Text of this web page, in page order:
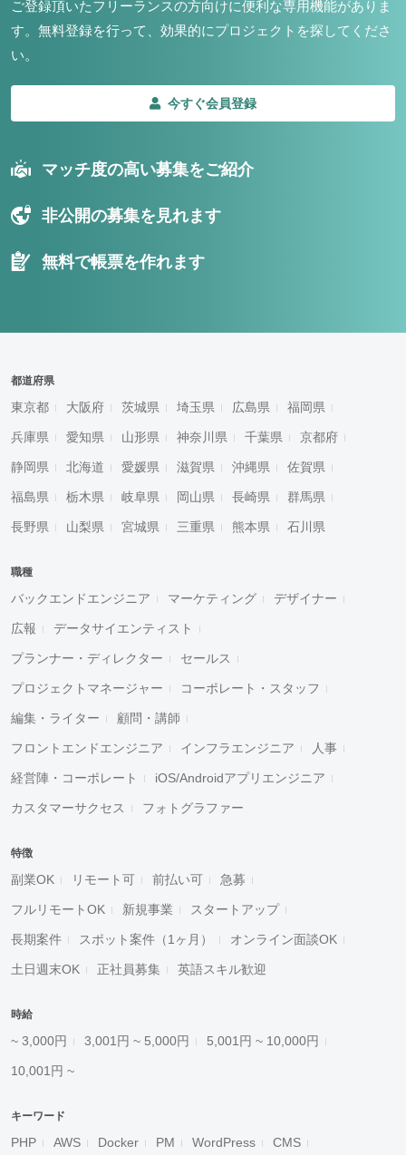
ご登録頂いたフリーランスの方向けに便利な専用機能がありま
す。 無料登録を行って、効果的にプロジェクトを探してくださ
い。
今すぐ会員登録
マッチ度の高い募集をご紹介
非公開の募集を見れます
無料で帳票を作れます
都道府県
東京都 大阪府 茨城県 埼玉県 広島県 福岡県
兵庫県 愛知県 山形県 神奈川県 千葉県 京都府
静岡県 北海道 愛媛県 滋賀県 沖縄県 佐賀県
福島県 栃木県 岐阜県 岡山県 長崎県 群馬県
長野県 山梨県 宮城県 三重県 熊本県 石川県
職種
バックエンドエンジニア マーケティング デザイナー
広報 データサイエンティスト
プランナー・ディレクター セールス
プロジェクトマネージャー コーポレート・スタッフ
編集・ライター 顧問・講師
フロントエンドエンジニア インフラエンジニア 人事
経営陣・コーポレート iOS/Androidアプリエンジニア
カスタマーサクセス フォトグラファー
特徴
副業OK リモート可 前払い可 急募
フルリモートOK 新規事業 スタートアップ
長期案件 スポット案件（1ヶ月） オンライン面談OK
土日週末OK 正社員募集 英語スキル歓迎
時給
~ 3,000円 3,001円 ~ 5,000円 5,001円 ~ 10,000円
10,001円 ~
キーワード
PHP AWS Docker PM WordPress CMS